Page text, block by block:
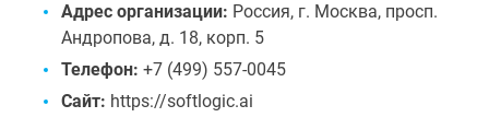
Адрес организации: Россия, г. Москва, просп.
Андропова, д. 18, корп. 5
Телефон: +7 (499) 557-0045
Сайт: https://softlogic.ai